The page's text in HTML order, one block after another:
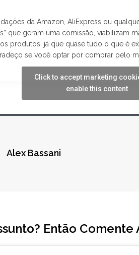
da Amazon, AliExpress ou
que geram uma comissão, viabilizam
produtos. já que quase tudo o que é
se você optar por comprar pelo
Click to accept marketing
enable this content
Alex Bassani
Então Comente